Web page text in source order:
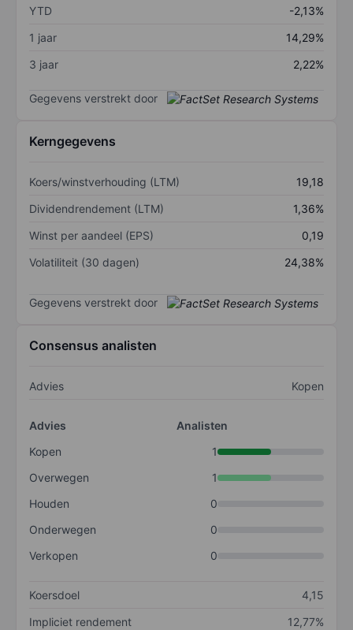
YTD
-2,13%
1 jaar
14,29%
3 jaar
2,22%
Gegevens verstrekt door
Kerngegevens
Koers/winstverhouding (LTM)
19,18
Dividendrendement (LTM)
1,36%
Winst per aandeel (EPS)
0,19
Volatiliteit (30 dagen)
24,38%
Gegevens verstrekt door
Consensus analisten
Advies Kopen
Advies
Analisten
Kopen
1
Overwegen
1
Houden
0
Onderwegen
0
Verkopen
0
Koersdoel
4,15
Impliciet rendement
12,77%